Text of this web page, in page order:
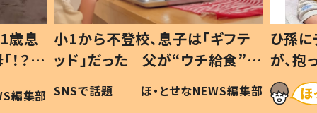
歳息
？」
編集部
小1から不登校、息子は「ギフテ
ッド」だった 父が“ウチ給食”を
作り続ける理由とは #令和の親
#令和の子
SNSで話題 ほ・とせなNEWS編集部
ひ孫
が、
「涙が
い」